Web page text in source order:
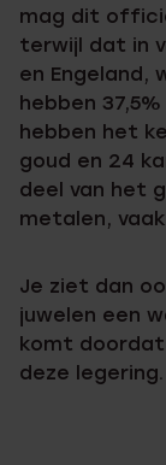
mag dit
terwijl dat in
en Engeland,
hebben
hebben het
goud en 24
deel van het
metalen,
Je ziet dan
juwelen een
komt
deze legering.